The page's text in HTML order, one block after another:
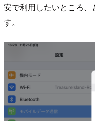
安で利用したいところ
す。